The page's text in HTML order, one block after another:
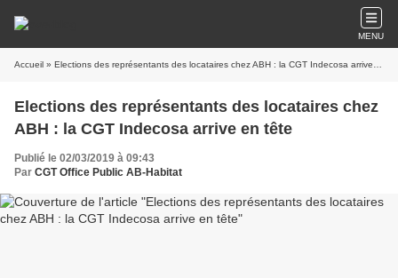
MENU
Accueil » Elections des représentants des locataires chez ABH : la CGT Indecosa arrive en tête
Elections des représentants des locataires chez
ABH : la CGT Indecosa arrive en tête
Publié le 02/03/2019 à 09:43
Par CGT Office Public AB-Habitat